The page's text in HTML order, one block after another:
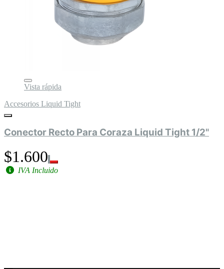
Vista rápida
Accesorios Liquid Tight
Conector Recto Para Coraza Liquid Tight 1/2"
$1.600
IVA Incluido